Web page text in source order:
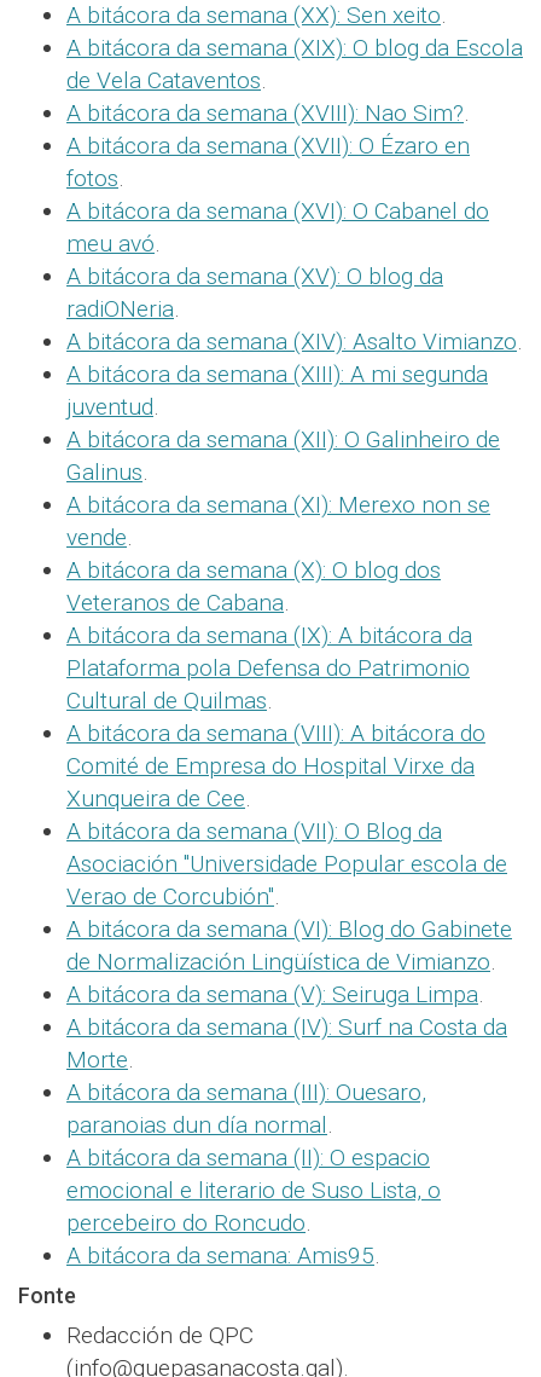
A bitácora da semana (XX): Sen xeito.
A bitácora da semana (XIX): O blog da Escola
de Vela Cataventos.
A bitácora da semana (XVIII): Nao Sim?.
A bitácora da semana (XVII): O Ézaro en
fotos.
A bitácora da semana (XVI): O Cabanel do
meu avó.
A bitácora da semana (XV): O blog da
radiONeria.
A bitácora da semana (XIV): Asalto Vimianzo.
A bitácora da semana (XIII): A mi segunda
juventud.
A bitácora da semana (XII): O Galinheiro de
Galinus.
A bitácora da semana (XI): Merexo non se
vende.
A bitácora da semana (X): O blog dos
Veteranos de Cabana.
A bitácora da semana (IX): A bitácora da
Plataforma pola Defensa do Patrimonio
Cultural de Quilmas.
A bitácora da semana (VIII): A bitácora do
Comité de Empresa do Hospital Virxe da
Xunqueira de Cee.
A bitácora da semana (VII): O Blog da
Asociación "Universidade Popular escola de
Verao de Corcubión".
A bitácora da semana (VI): Blog do Gabinete
de Normalización Lingüística de Vimianzo.
A bitácora da semana (V): Seiruga Limpa.
A bitácora da semana (IV): Surf na Costa da
Morte.
A bitácora da semana (III): Ouesaro,
paranoias dun día normal.
A bitácora da semana (II): O espacio
emocional e literario de Suso Lista, o
percebeiro do Roncudo.
A bitácora da semana: Amis95.
Fonte
Redacción de QPC
(info@quepasanacosta.gal).